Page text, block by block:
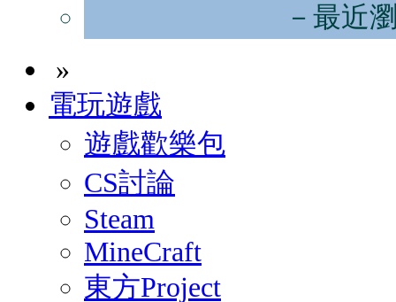
－最近
»
電玩遊戲
遊戲歡樂包
CS討論
Steam
MineCraft
東方Project